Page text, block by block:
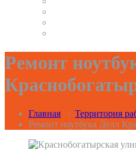
Ремонт
Главная / Территория
Ремонт ноутбука Делл